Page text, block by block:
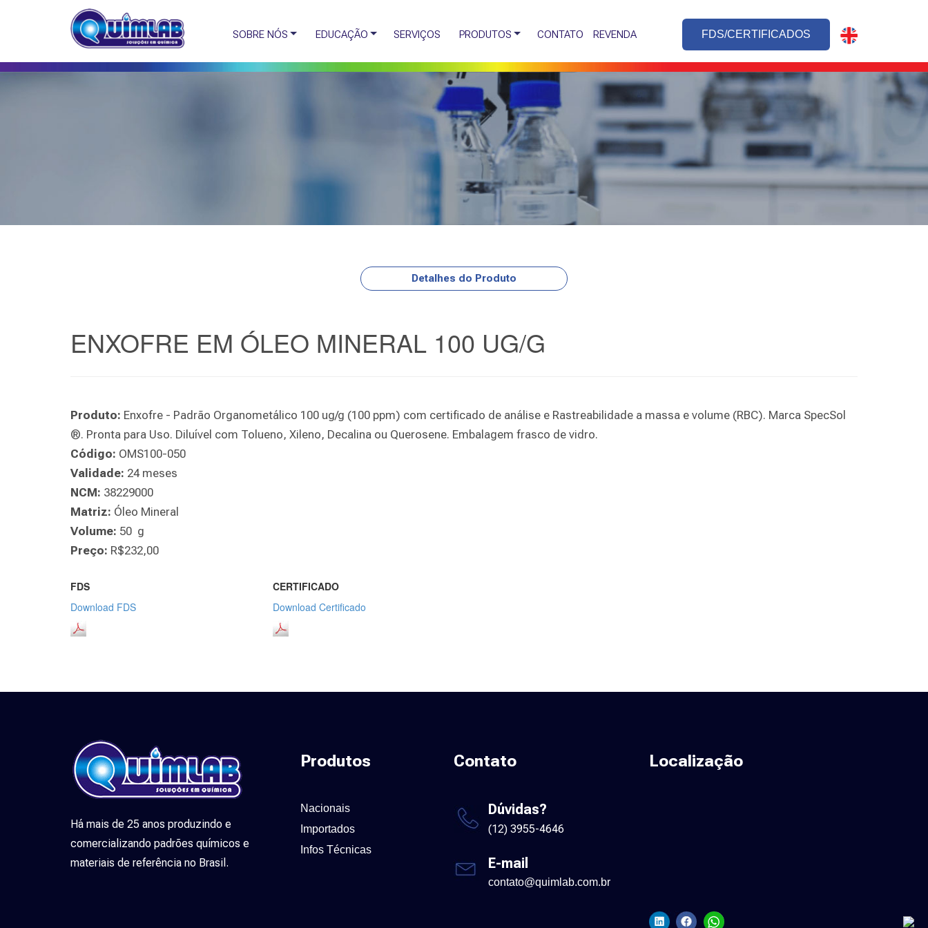
SOBRE NÓS EDUCAÇÃO SERVIÇOS PRODUTOS CONTATO REVENDA FDS/CERTIFICADOS
Detalhes do Produto
ENXOFRE EM ÓLEO MINERAL 100 UG/G
Produto: Enxofre - Padrão Organometálico 100 ug/g (100 ppm) com certificado de análise e Rastreabilidade a massa e volume (RBC). Marca SpecSol
®. Pronta para Uso. Diluível com Tolueno, Xileno, Decalina ou Querosene. Embalagem frasco de vidro.
Código: OMS100-050
Validade: 24 meses
NCM: 38229000
Matriz: Óleo Mineral
Volume: 50 g
Preço: R$232,00
FDS
Download FDS
CERTIFICADO
Download Certificado
Há mais de 25 anos produzindo e
comercializando padrões químicos e
materiais de referência no Brasil.
Produtos
Nacionais
Importados
Infos Técnicas
Contato
Dúvidas?
(12) 3955-4646
E-mail
contato@quimlab.com.br
Localização